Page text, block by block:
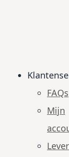
FAQs
Mijn